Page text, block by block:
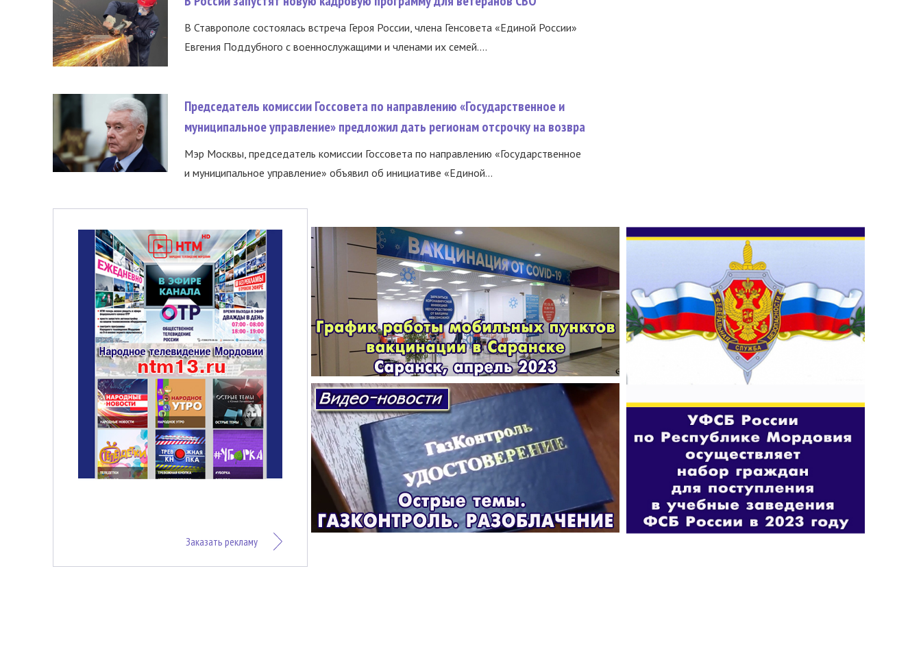
В Ставрополе состоялась встреча Героя России, члена Генсовета «Единой России»
Евгения Поддубного с военнослужащими и членами их семей....
Председатель комиссии Госсовета по направлению «Государственное и
муниципальное управление» предложил дать регионам отсрочку на возвра
Мэр Москвы, председатель комиссии Госсовета по направлению «Государственное
и муниципальное управление» объявил об инициативе «Единой...
Заказать рекламу